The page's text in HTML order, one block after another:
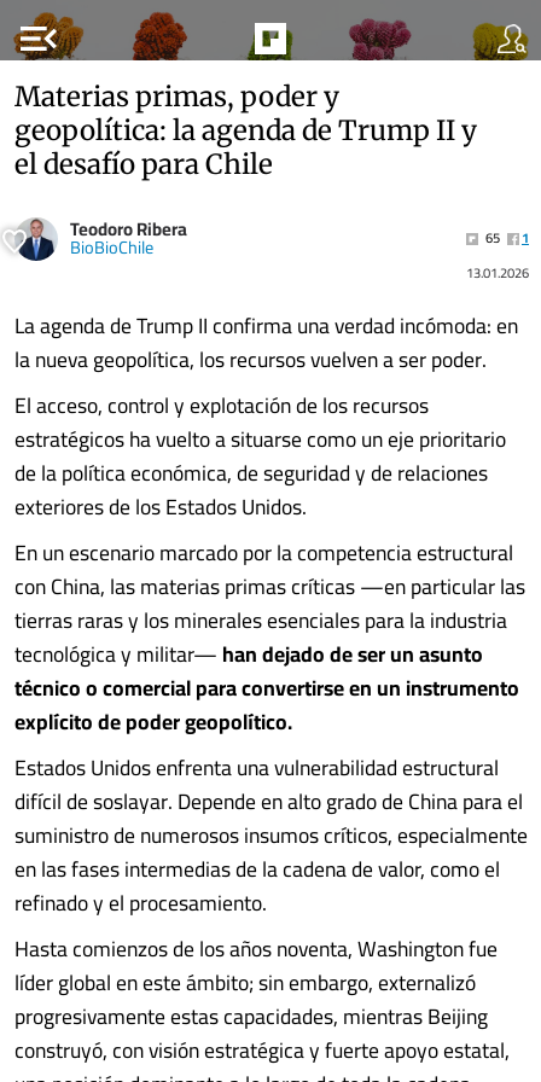
menu_open
Materias primas, poder y
geopolítica: la agenda de Trump II y
el desafío para Chile
Teodoro Ribera
BioBioChile 65
1
13.01.2026
La agenda de Trump II confirma una verdad incómoda: en
la nueva geopolítica, los recursos vuelven a ser poder.
El acceso, control y explotación de los recursos
estratégicos ha vuelto a situarse como un eje prioritario
de la política económica, de seguridad y de relaciones
exteriores de los Estados Unidos.
En un escenario marcado por la competencia estructural
con China, las materias primas críticas —en particular las
tierras raras y los minerales esenciales para la industria
tecnológica y militar—han dejado de ser un asunto
técnico o comercial para convertirse en un instrumento
explícito de poder geopolítico.
Estados Unidos enfrenta una vulnerabilidad estructural
difícil de soslayar. Depende en alto grado de China para el
suministro de numerosos insumos críticos, especialmente
en las fases intermedias de la cadena de valor, como el
refinado y el procesamiento.
Hasta comienzos de los años noventa, Washington fue
líder global en este ámbito; sin embargo, externalizó
progresivamente estas capacidades, mientras Beijing
construyó, con visión estratégica y fuerte apoyo estatal,